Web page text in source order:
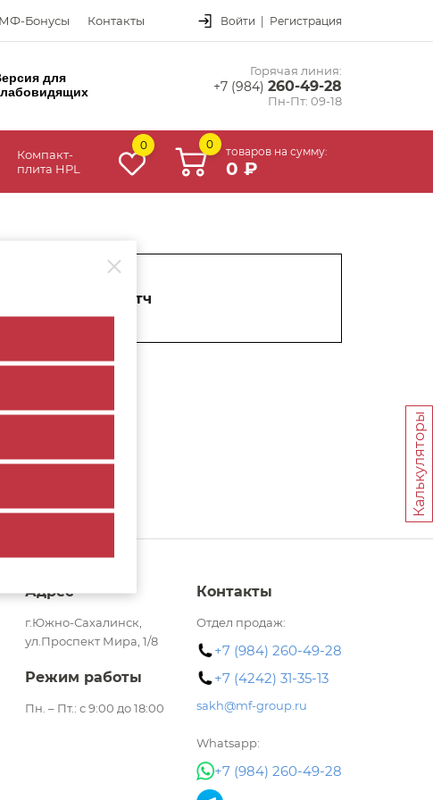
МФ-Бонусы Контакты Войти | Регистрация
для
Горячая линия:
+7 (984) 260-49-28
Пн-Пт: 09-18
Компакт-
плита HPL
0 0
товаров на сумму:
0 ₽
герметик, скотч
Калькуляторы
Адрес
г.Южно-Сахалинск,
ул.Проспект Мира, 1/8​
Режим работы
Пн. – Пт.: с 9:00 до 18:00
Контакты
Отдел продаж:
+7 (984) 260-49-28
+7 (4242) 31-35-13
sakh@mf-group.ru
Whatsapp:
+7 (984) 260-49-28